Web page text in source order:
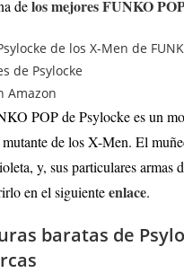
delos mejores FUNKO
Amazon
POP de Psylocke es un
mutante de los X-Men. El
y, sus particulares armas
en el siguienteenlace.
baratas de